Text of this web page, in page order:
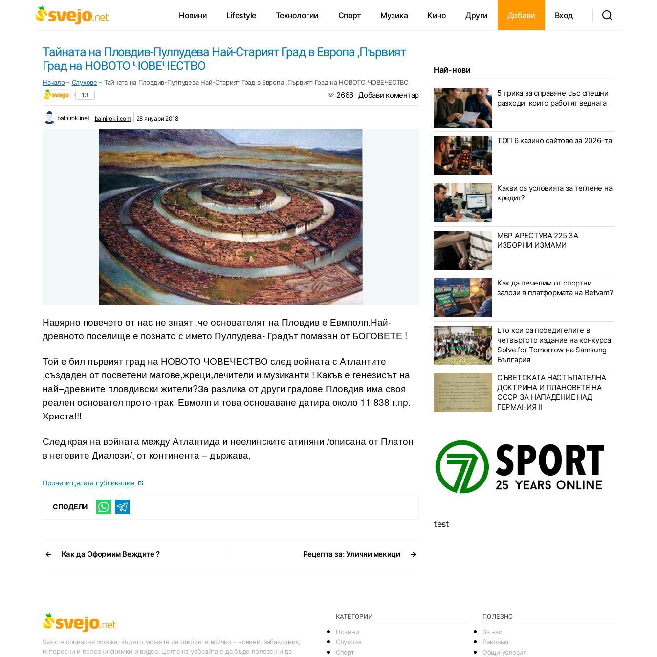
Новини Lifestyle Технологии Спорт Музика Кино Други Добави Вход
Тайната на Пловдив-Пулпудева Най-Старият Град в Европа ,Първият
Град на НОВОТО ЧОВЕЧЕСТВО
Начало – Слухове – Тайната на Пловдив-Пулпудева Най-Старият Град в Европа ,Първият Град на НОВОТО ЧОВЕЧЕСТВО
13 2666 Добави коментар
balniroklinet balnirokli.com 28 януари 2018
Навярно повечето от нас не знаят ,че основателят на Пловдив е Евмполп.Най-
древното поселище е познато с името Пулпудева- Градът помазан от БОГОВЕТЕ !
Той е бил първият град на НОВОТО ЧОВЕЧЕСТВО след войната с Атлантите
,създаден от посветени магове,жреци,лечители и музиканти ! Какъв е генезисът на
най–древните пловдивски жители?За разлика от други градове Пловдив има своя
реален основател прото-трак Евмолп и това основаване датира около 11 838 г.пр.
Христа!!!
След края на войната между Атлантида и неелинските атиняни /описана от Платон
в неговите Диалози/, от континента – държава,
Прочети цялата публикация
СПОДЕЛИ
← Как да Оформим Веждите ? →
Рецепта за: Улични мекици
Най-нови
5 трика за справяне със спешни
разходи, които работят веднага
ТОП 6 казино сайтове за 2026-та
Какви са условията за теглене на
кредит?
МВР АРЕСТУВА 225 ЗА
ИЗБОРНИ ИЗМАМИ
Как да печелим от спортни
залози в платформата на Betvam?
Ето кои са победителите в
четвъртото издание на конкурса
Solve for Tomorrow на Samsung
България
СЪВЕТСКАТА НАСТЪПАТЕЛНА
ДОКТРИНА И ПЛАНОВЕТЕ НА
СССР ЗА НАПАДЕНИЕ НАД
ГЕРМАНИЯ II
test
Svejo е социална мрежа, където можете да откриете всичко – новини, забавления,
интересни и полезни снимки и видеа. Целта на уебсайта е да бъде полезен и да
КАТЕГОРИИ
Новини
Слухове
Спорт
ПОЛЕЗНО
За нас
Реклама
Общи условия